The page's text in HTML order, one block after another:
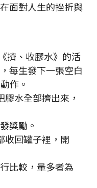
面對人生的挫折與
、收膠水》的活
每生發下一張空白
作。
水全部擠出來，
獎勵。
收回罐子裡，開
比較，量多者為